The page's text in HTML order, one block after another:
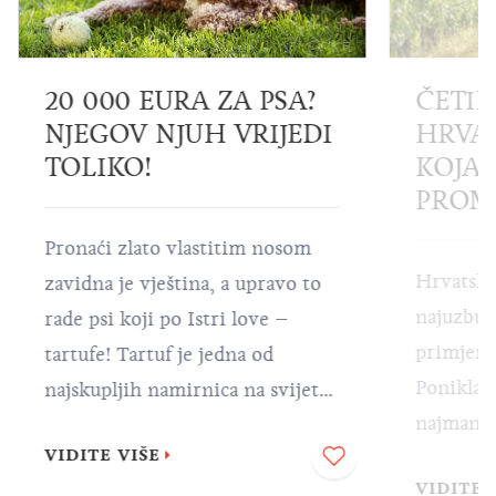
20 000 EURA ZA PSA?
NJEGOV NJUH VRIJEDI
TOLIKO!
Pronaći zlato vlastitim nosom
zavidna je vještina, a upravo to
rade psi koji po Istri love –
tartufe! Tartuf je jedna od
najskupljih namirnica na svijetu,
mnogobrojnim istarskim
VIDITE VIŠE
KOJA
Ponikla
VIDITE